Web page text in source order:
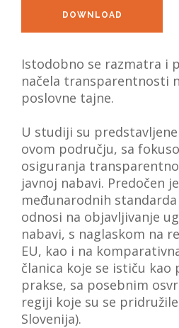
DOWNLOAD
Istodobno se razmatra i
načela transparentnosti
poslovne tajne.
U studiji su
ovom području, sa
osiguranja
javnoj nabavi. Predočen
međunarodnih
odnosi na objavljivanje
nabavi, s naglaskom na
EU, kao i na
članica koje se ističu
prakse, sa posebnim
regiji koje su se
Slovenija).